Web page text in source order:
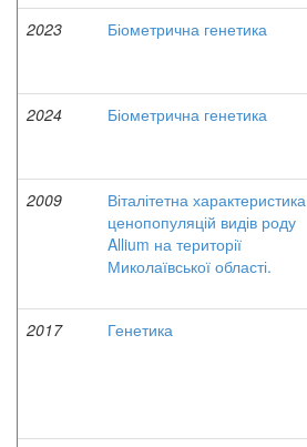
2023
Біометрична генетика
2024
Біометрична генетика
2009
Віталітетна характеристика
ценопопуляцій видів роду
Allium на території
Миколаївської області.
2017
Генетика